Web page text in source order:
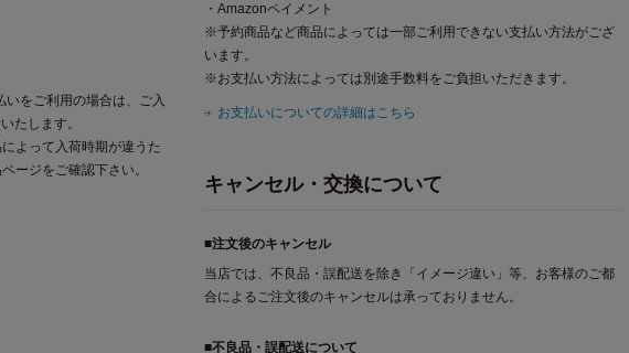
をご利用の場合は、ご入
たします。
よって入荷時期が違うた
ージをご確認下さい。
・Amazonペイメント
※予約商品など商品によっては一部ご利用できない支払い方法がござ
います。
※お支払い方法によっては別途手数料をご負担いただきます。
お支払いについての詳細はこちら
キャンセル・交換について
■注文後のキャンセル
当店では、不良品・誤配送を除き「イメージ違い」等、お客様のご都
合によるご注文後のキャンセルは承っておりません。
■不良品・誤配送について